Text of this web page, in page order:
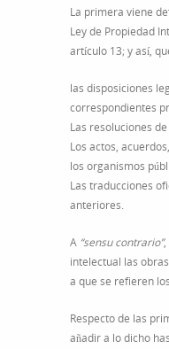
La primera viene
Ley de Propiedad
artículo 13; y así,
las disposiciones
correspondientes
Las resoluciones
Los actos,
los organismos
Las traducciones
anteriores.
A “sensu contrario”,
intelectual las
a que se refieren
Respecto de las
añadir a lo dicho